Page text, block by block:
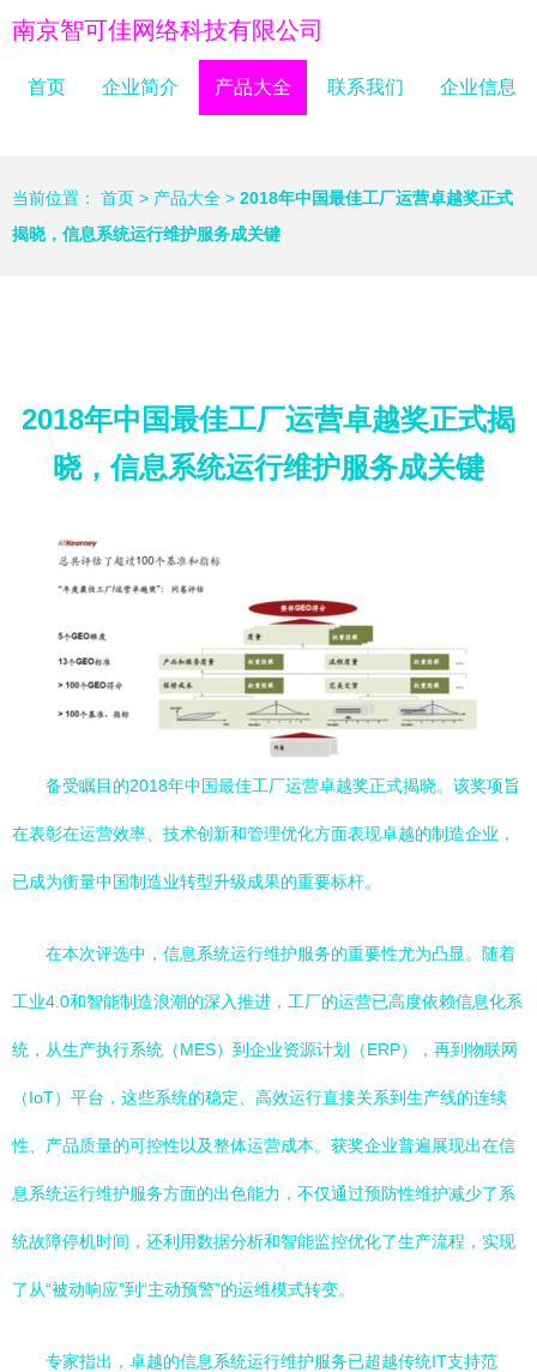
南京智可佳网络科技有限公司
首页 企业简介 产品大全 联系我们 企业信息
当前位置： 首页 > 产品大全 > 2018年中国最佳工厂运营卓越奖正式
揭晓，信息系统运行维护服务成关键
2018年中国最佳工厂运营卓越奖正式揭
晓，信息系统运行维护服务成关键
备受瞩目的2018年中国最佳工厂运营卓越奖正式揭晓。该奖项旨
在表彰在运营效率、技术创新和管理优化方面表现卓越的制造企业，
已成为衡量中国制造业转型升级成果的重要标杆。
在本次评选中，信息系统运行维护服务的重要性尤为凸显。随着
工业4.0和智能制造浪潮的深入推进，工厂的运营已高度依赖信息化系
统，从生产执行系统（MES）到企业资源计划（ERP），再到物联网
（IoT）平台，这些系统的稳定、高效运行直接关系到生产线的连续
性、产品质量的可控性以及整体运营成本。获奖企业普遍展现出在信
息系统运行维护服务方面的出色能力，不仅通过预防性维护减少了系
统故障停机时间，还利用数据分析和智能监控优化了生产流程，实现
了从“被动响应”到“主动预警”的运维模式转变。
专家指出，卓越的信息系统运行维护服务已超越传统IT支持范